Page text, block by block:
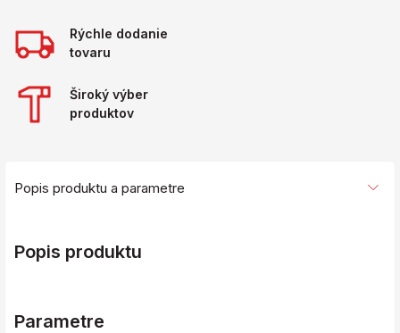
Rýchle dodanie
tovaru
Široký výber
produktov
Popis produktu a parametre
Popis produktu
Parametre